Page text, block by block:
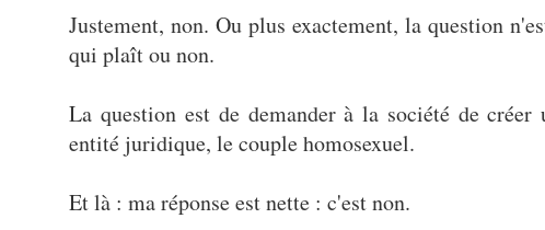
Justement, non. Ou plus exactement, la question
qui plaît ou non.
La question est de demander à la société de créer
entité juridique, le couple homosexuel.
Et là : ma réponse est nette : c'est non.